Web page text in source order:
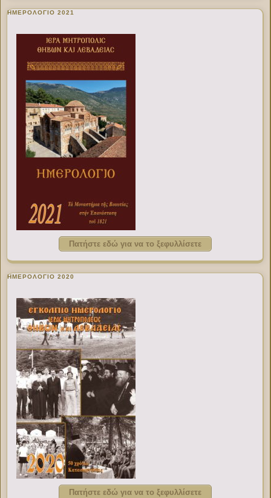
ΗΜΕΡΟΛΟΓΙΟ 2021
Πατήστε εδώ για να το ξεφυλλίσετε
ΗΜΕΡΟΛΟΓΙΟ 2020
Πατήστε εδώ για να το ξεφυλλίσετε